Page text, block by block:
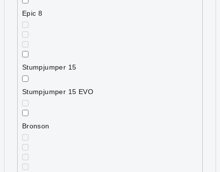
Epic 8
Stumpjumper 15
Stumpjumper 15 EVO
Bronson